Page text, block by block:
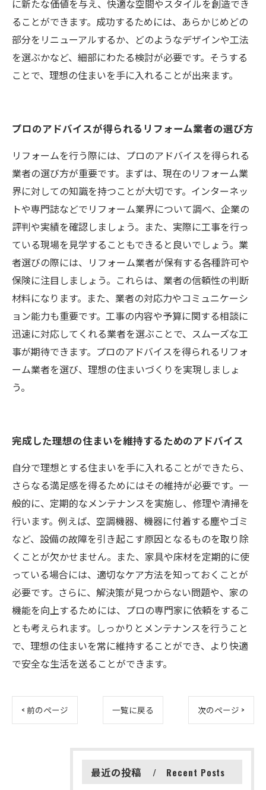
に新たな価値を与え、快適な空間やスタイルを創造でき
ることができます。成功するためには、あらかじめどの
部分をリニューアルするか、どのようなデザインや工法
を選ぶかなど、細部にわたる検討が必要です。そうする
ことで、理想の住まいを手に入れることが出来ます。
プロのアドバイスが得られるリフォーム業者の選び方
リフォームを行う際には、プロのアドバイスを得られる
業者の選び方が重要です。まずは、現在のリフォーム業
界に対しての知識を持つことが大切です。インターネッ
トや専門誌などでリフォーム業界について調べ、企業の
評判や実績を確認しましょう。また、実際に工事を行っ
ている現場を見学することもできると良いでしょう。業
者選びの際には、リフォーム業者が保有する各種許可や
保険に注目しましょう。これらは、業者の信頼性の判断
材料になります。また、業者の対応力やコミュニケーシ
ョン能力も重要です。工事の内容や予算に関する相談に
迅速に対応してくれる業者を選ぶことで、スムーズな工
事が期待できます。プロのアドバイスを得られるリフォ
ーム業者を選び、理想の住まいづくりを実現しましょ
う。
完成した理想の住まいを維持するためのアドバイス
自分で理想とする住まいを手に入れることができたら、
さらなる満足感を得るためにはその維持が必要です。一
般的に、定期的なメンテナンスを実施し、修理や清掃を
行います。例えば、空調機器、機器に付着する塵やゴミ
など、設備の故障を引き起こす原因となるものを取り除
くことが欠かせません。また、家具や床材を定期的に使
っている場合には、適切なケア方法を知っておくことが
必要です。さらに、解決策が見つからない問題や、家の
機能を向上するためには、プロの専門家に依頼をするこ
とも考えられます。しっかりとメンテナンスを行うこと
で、理想の住まいを常に維持することができ、より快適
で安全な生活を送ることができます。
< 前のページ 一覧に戻る 次のページ >
最近の投稿 Recent Posts